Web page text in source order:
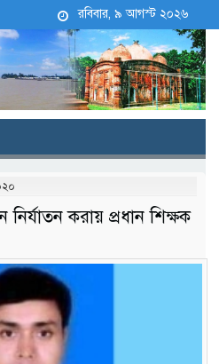
রবিবার, ৯ আগস্ট ২০২৬
নির্যাতন করায় প্রধান শিক্ষক